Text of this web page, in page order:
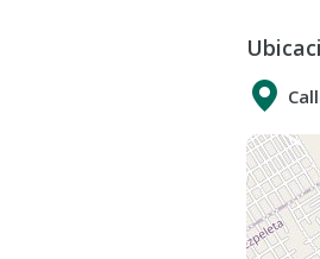
lago
La
la
Quien